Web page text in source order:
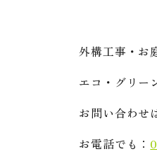
外構工事・お
エコ・グリー
お問い合わせ
お電話でも：